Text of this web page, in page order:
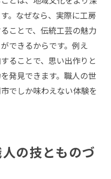
。なぜなら、実際に工房
ことで、伝統工芸の魅力
できるからです。例え
ることで、思い出作りと
発見できます。職人の世
でしか味わえない体験を
の技とものづ